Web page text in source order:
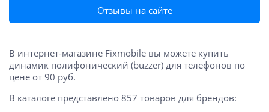
Отзывы на сайте
В интернет-магазине Fixmobile вы можете купить
динамик полифонический (buzzer) для телефонов по
цене от 90 руб.
В каталоге представлено 857 товаров для брендов: